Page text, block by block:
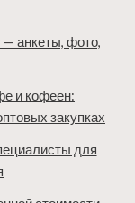
анкеты, фото,
и кофеен:
закупках
для